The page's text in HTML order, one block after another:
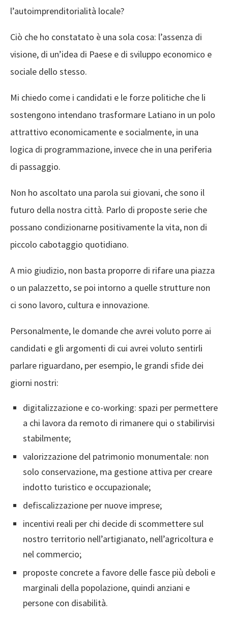
l’autoimprenditorialità locale?
Ciò che ho constatato è una sola cosa: l’assenza di
visione, di un’idea di Paese e di sviluppo economico e
sociale dello stesso.
Mi chiedo come i candidati e le forze politiche che li
sostengono intendano trasformare Latiano in un polo
attrattivo economicamente e socialmente, in una
logica di programmazione, invece che in una periferia
di passaggio.
Non ho ascoltato una parola sui giovani, che sono il
futuro della nostra città. Parlo di proposte serie che
possano condizionarne positivamente la vita, non di
piccolo cabotaggio quotidiano.
A mio giudizio, non basta proporre di rifare una piazza
o un palazzetto, se poi intorno a quelle strutture non
ci sono lavoro, cultura e innovazione.
Personalmente, le domande che avrei voluto porre ai
candidati e gli argomenti di cui avrei voluto sentirli
parlare riguardano, per esempio, le grandi sfide dei
giorni nostri:
digitalizzazione e co-working: spazi per permettere
a chi lavora da remoto di rimanere qui o stabilirvisi
stabilmente;
valorizzazione del patrimonio monumentale: non
solo conservazione, ma gestione attiva per creare
indotto turistico e occupazionale;
defiscalizzazione per nuove imprese;
incentivi reali per chi decide di scommettere sul
nostro territorio nell’artigianato, nell’agricoltura e
nel commercio;
proposte concrete a favore delle fasce più deboli e
marginali della popolazione, quindi anziani e
persone con disabilità.